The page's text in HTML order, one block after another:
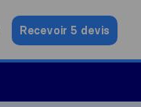
Recevoir 5 devis